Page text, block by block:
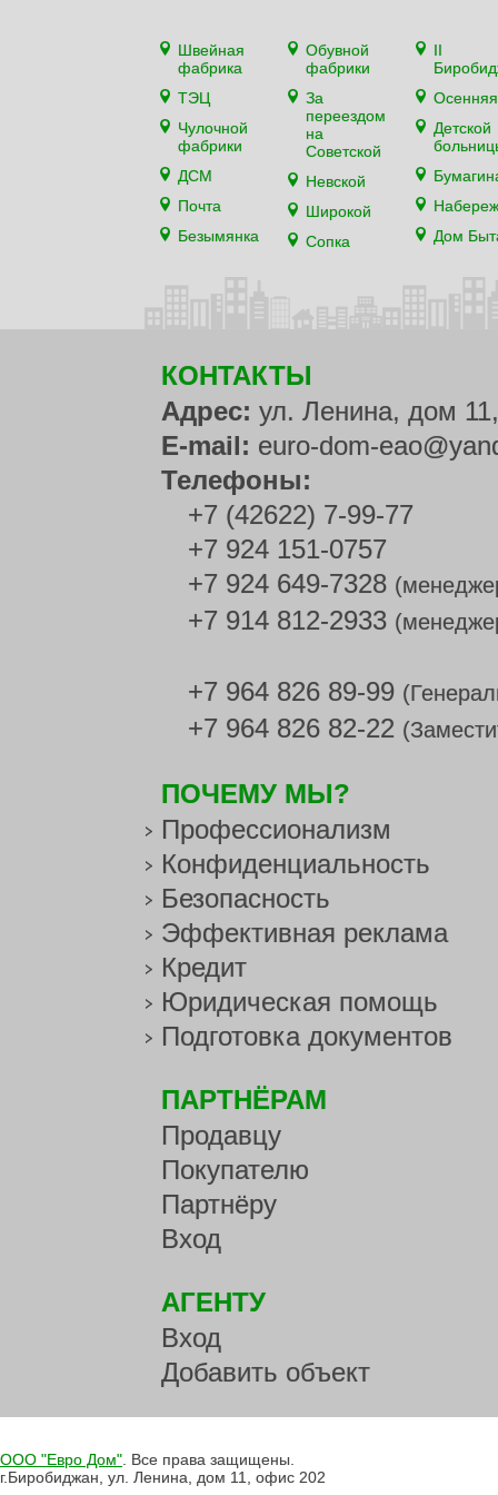
Швейная
фабрика
ТЭЦ
Чулочной
фабрики
ДСМ
Почта
Безымянка
Обувной
фабрики
За
переездом
на
Советской
Невской
Широкой
Сопка
II
Осенняя
Детской
Дом
КОНТАКТЫ
Адрес: ул. Ленина, дом
E-mail: euro-dom-
Телефоны:
+7 (42622) 7-99-77
+7 924 151-0757
+7 924 649-7328
+7 914 812-2933
+7 964 826 89-99
+7 964 826 82-22
ПОЧЕМУ МЫ?
Профессионализм
Конфиденциальность
Безопасность
Эффективная реклама
Кредит
Юридическая помощь
Подготовка документов
ПАРТНЁРАМ
Продавцу
Покупателю
Партнёру
Вход
АГЕНТУ
Вход
Добавить объект
ООО "Евро Дом". Все права защищены.
г.Биробиджан, ул. Ленина, дом 11, офис 202